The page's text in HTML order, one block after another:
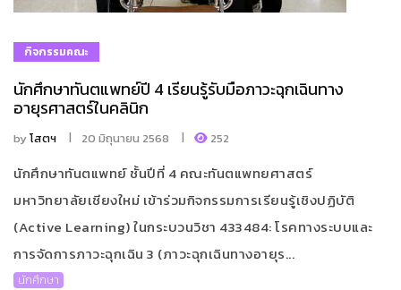
กิจกรรมคณะ
นักศึกษาทันตแพทย์ปี 4 เรียนรู้รับมือภาวะฉุกเฉินทาง
อายุรศาสตร์ในคลินิก
byโสตฯ 20 มิถุนายน 2568 252
นักศึกษาทันตแพทย์ ชั้นปีที่ 4 คณะทันตแพทยศาสตร์
มหาวิทยาลัยเชียงใหม่ เข้าร่วมกิจกรรมการเรียนรู้เชิงปฏิบัติ
(Active Learning) ในกระบวนวิชา 433484: โรคทางระบบและ
การจัดการภาวะฉุกเฉิน 3 (ภาวะฉุกเฉินทางอายุร...
นักศึกษา